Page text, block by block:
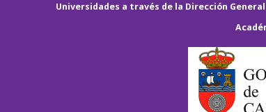
Universidades a través de la Dirección